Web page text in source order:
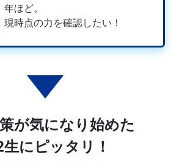
年ほど。
現時点の力を確認したい！
が気になり始めた
生にピッタリ！